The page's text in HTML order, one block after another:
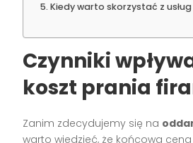
Kiedy warto skorzystać z
Czynniki
koszt prania
Zanim zdecydujemy się na
warto wiedzieć, że końcowa